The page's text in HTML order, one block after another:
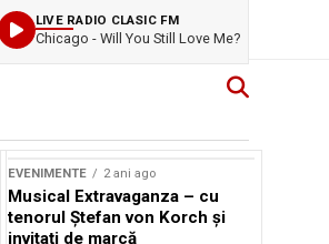
LIVE RADIO CLASIC FM
Chicago - Will You Still Love Me?
EVENIMENTE 2 ani ago
Musical Extravaganza – cu
tenorul Ștefan von Korch și
invitați de marcă